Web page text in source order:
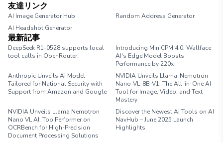
友達リンク
AI Image Generator Hub
Random Address Generator
AI Headshot Generator
最新記事
DeepSeek R1-0528 supports local
tool calls in OpenRouter.
Introducing MiniCPM 4.0: Wallface
AI's Edge Model Boosts
Performance by 220x
Anthropic Unveils AI Model
Tailored for National Security with
Support from Amazon and Google
NVIDIA Unveils Llama-Nemotron-
Nano-VL-8B-V1: The All-in-One AI
Tool for Image, Video, and Text
Mastery
NVIDIA Unveils Llama Nemotron
Nano VL AI: Top Performer on
OCRBench for High-Precision
Document Processing Solutions
Discover the Newest AI Tools on AI
NavHub – June 2025 Launch
Highlights